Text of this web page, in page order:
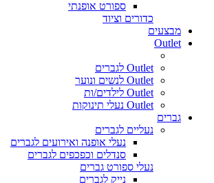
ספורט אופנתי
כדורים וציוד
מבצעים
Outlet
Outlet לגברים
Outlet לנשים ונוער
Outlet לילדים/ות
Outlet נעלי תינוקות
גברים
נעליים לגברים
נעלי אופנה ואירועים לגברים
סנדלים וכפכפים לגברים
נעלי ספורט גברים
נייק לגברים